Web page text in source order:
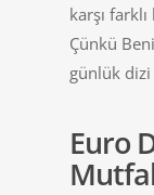
karşı
Çünkü
günlük
Euro